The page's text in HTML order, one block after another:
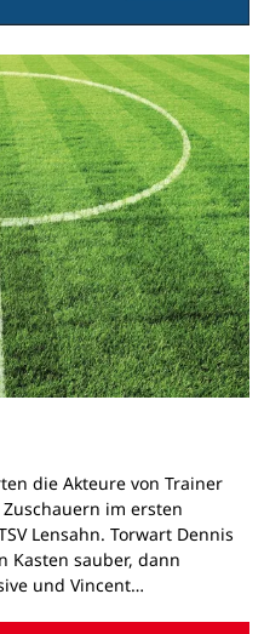
die Akteure von Trainer
im ersten
Lensahn. Torwart Dennis
Kasten sauber, dann
und Vincent…